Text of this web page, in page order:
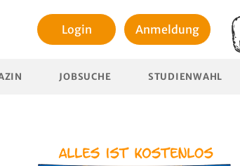
Login Anmeldung
JOBSUCHE STUDIENWAHL